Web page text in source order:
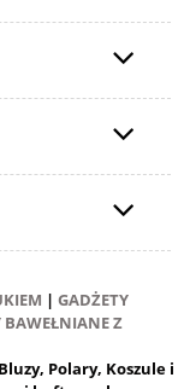
| GADŻETY
BAWEŁNIANE Z
Polary, Koszule i